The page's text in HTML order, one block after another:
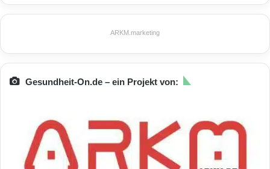
ARKM.marketing
Gesundheit-On.de – ein Projekt von: